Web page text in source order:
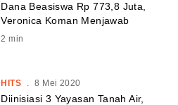
Dana Beasiswa Rp 773,8 Juta,
Veronica Koman Menjawab
2 min
HITS 8 Mei 2020
Diinisiasi 3 Yayasan Tanah Air,